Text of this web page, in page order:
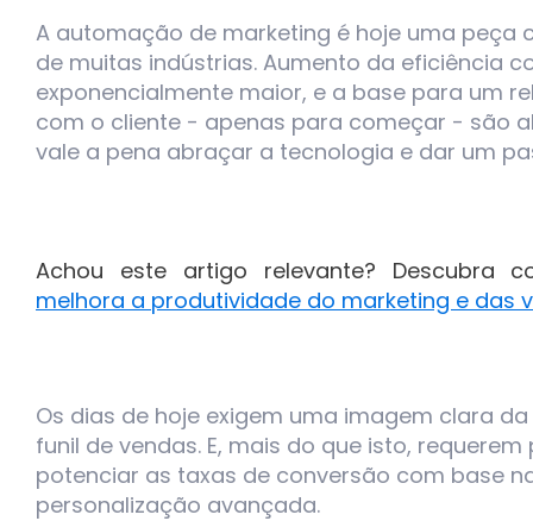
A automação de marketing é hoje uma peça
de muitas indústrias. Aumento da eficiência
exponencialmente maior, e a base para um
com o cliente - apenas para começar - são
vale a pena abraçar a tecnologia e dar um
Achou este artigo relevante? Descubra
melhora a produtividade do marketing e das
Os dias de hoje exigem uma imagem clara
funil de vendas. E, mais do que isto,
potenciar as taxas de conversão com base
personalização avançada.